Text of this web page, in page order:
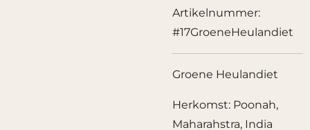
Artikelnummer:
#17GroeneHeulandiet
Groene Heulandiet
Herkomst: Poonah,
Maharahstra, India